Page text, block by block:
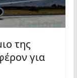
της
για